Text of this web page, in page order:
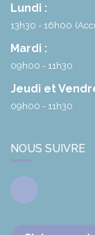
Lundi :
13h30 - 16h00
Mardi :
09h00 - 11h30
Jeudi et
09h00 - 11h30
NOUS SUIVRE
Facebook